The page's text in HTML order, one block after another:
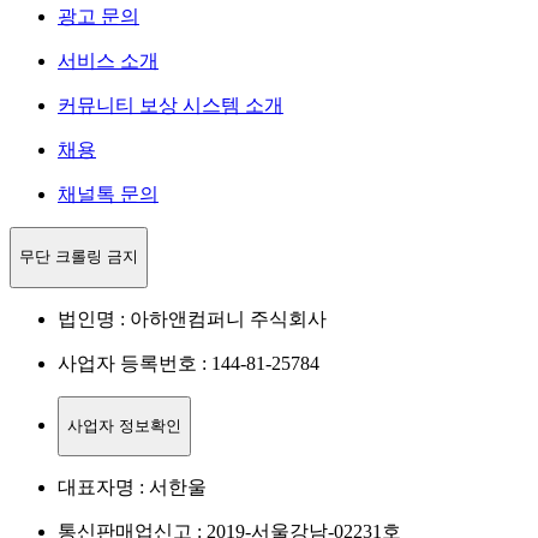
광고 문의
서비스 소개
커뮤니티 보상 시스템 소개
채용
채널톡 문의
무단 크롤링 금지
법인명 : 아하앤컴퍼니 주식회사
사업자 등록번호 : 144-81-25784
사업자 정보확인
대표자명 : 서한울
통신판매업신고 : 2019-서울강남-02231호